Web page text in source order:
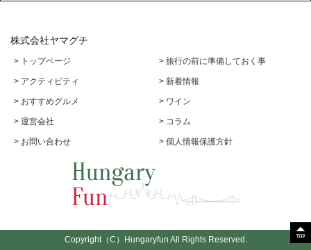
株式会社ヤマグチ
> トップページ > 旅行の前に準備しておく事
> アクティビティ > 新着情報
> おすすめグルメ > ワイン
> 運営会社 > コラム
> お問い合わせ > 個人情報保護方針
Copyright（C）Hungaryfun All Rights Reserved.